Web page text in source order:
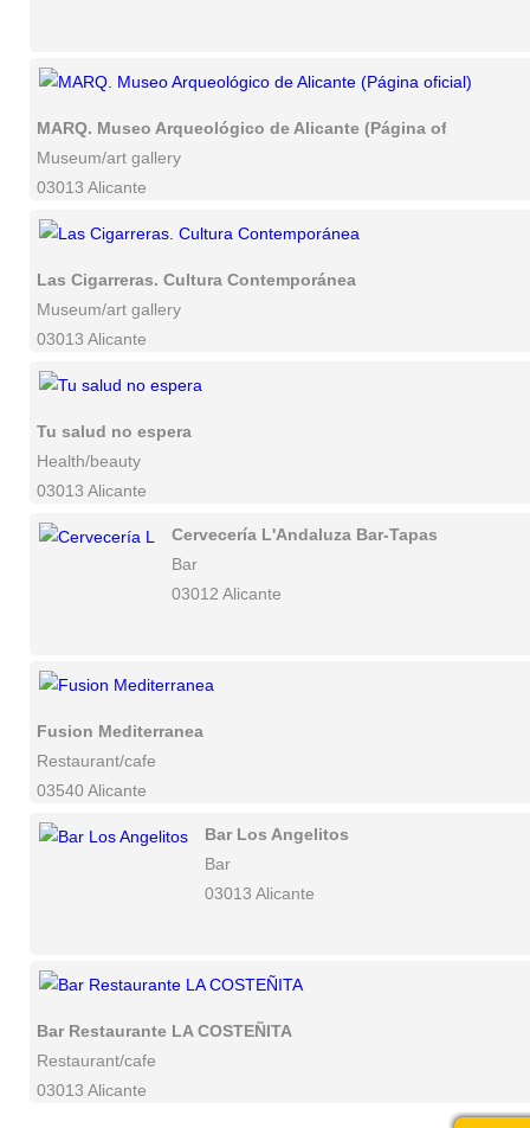
MARQ. Museo Arqueológico de Alicante (Página oficial)
Museum/art gallery
03013 Alicante
Las Cigarreras. Cultura Contemporánea
Museum/art gallery
03013 Alicante
Tu salud no espera
Health/beauty
03013 Alicante
Cervecería L'Andaluza Bar-Tapas
Bar
03012 Alicante
Fusion Mediterranea
Restaurant/cafe
03540 Alicante
Bar Los Angelitos
Bar
03013 Alicante
Bar Restaurante LA COSTEÑITA
Restaurant/cafe
03013 Alicante